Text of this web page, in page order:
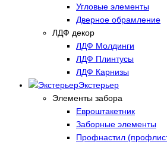
Угловые элементы
Дверное обрамление
ЛДФ декор
ЛДФ Молдинги
ЛДФ Плинтусы
ЛДФ Карнизы
Экстерьер
Элементы забора
Евроштакетник
Заборные элементы
Профнастил